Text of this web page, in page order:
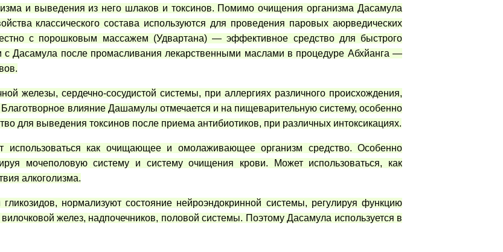
и выведения из него шлаков и токсинов. Помимо очищения организма Дасамула
классического состава используются для проведения паровых аюрведических
с порошковым массажем (Удвартана) — эффективное средство для быстрого
Дасамула после промасливания лекарственными маслами в процедуре Абхйанга —
железы, сердечно-сосудистой системы, при аллергиях различного происхождения,
влияние Дашамулы отмечается и на пищеварительную систему, особенно
для выведения токсинов после приема антибиотиков, при различных интоксикациях.
как очищающее и омолаживающее организм средство. Особенно
мочеполовую систему и систему очищения крови. Может использоваться, как
алкоголизма.
нормализуют состояние нейроэндокринной системы, регулируя функцию
желез, надпочечников, половой системы. Поэтому Дасамула используется в